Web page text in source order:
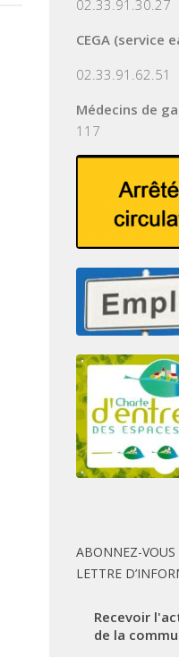
02.33.91.30.27
CEGA (service
02.33.91.62.51
Médecins de
117
ABONNEZ-
LETTRE
Recevoir
de la